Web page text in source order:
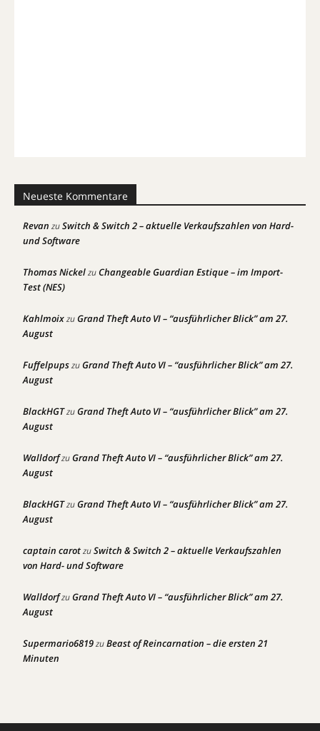
Neueste Kommentare
Revan zuSwitch & Switch 2 – aktuelle Verkaufszahlen von Hard-
und Software
Thomas NickelzuChangeable Guardian Estique – im Import-
Test (NES)
KahlmoixzuGrand Theft Auto VI – “ausführlicher Blick” am 27.
August
FuffelpupszuGrand Theft Auto VI – “ausführlicher Blick” am 27.
August
BlackHGTzuGrand Theft Auto VI – “ausführlicher Blick” am 27.
August
WalldorfzuGrand Theft Auto VI – “ausführlicher Blick” am 27.
August
BlackHGTzuGrand Theft Auto VI – “ausführlicher Blick” am 27.
August
captain carotzuSwitch & Switch 2 – aktuelle Verkaufszahlen
von Hard- und Software
WalldorfzuGrand Theft Auto VI – “ausführlicher Blick” am 27.
August
Supermario6819zuBeast of Reincarnation – die ersten 21
Minuten